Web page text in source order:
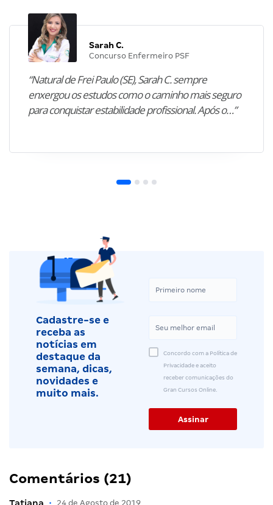
Sarah C.
Concurso Enfermeiro PSF
“Natural de Frei Paulo (SE), Sarah C. sempre
enxergou os estudos como o caminho mais seguro
para conquistar estabilidade profissional. Após o…”
Cadastre-se e
receba as
notícias em
destaque da
semana, dicas,
novidades e
muito mais.
Concordo com a Política de
Privacidade e aceito
receber comunicações do
Gran Cursos Online.
Comentários (21)
• 24 de Agosto de 2019